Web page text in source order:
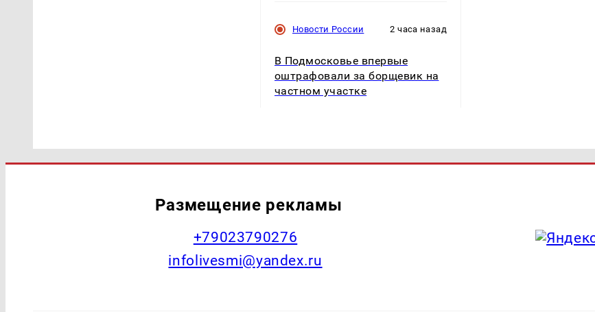
Новости России 2 часа назад
В Подмосковье впервые
оштрафовали за борщевик на
частном участке
Размещение рекламы
+79023790276
infolivesmi@yandex.ru